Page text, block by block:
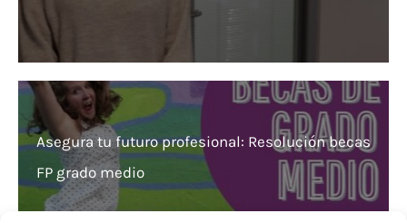
Asegura tu futuro profesional: Resolución becas
FP grado medio